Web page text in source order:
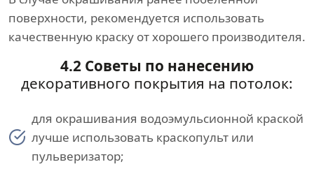
поверхности, рекомендуется использовать
качественную краску от хорошего производителя.
4.2 Советы по нанесению
декоративного покрытия на потолок:
для окрашивания водоэмульсионной краской
лучше использовать краскопульт или
пульверизатор;